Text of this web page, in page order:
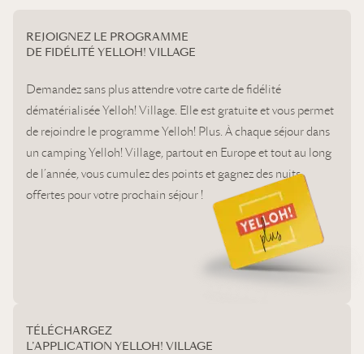
REJOIGNEZ LE PROGRAMME
DE FIDÉLITÉ YELLOH! VILLAGE
Demandez sans plus attendre votre carte de fidélité
dématérialisée Yelloh! Village. Elle est gratuite et vous permet
de rejoindre le programme Yelloh! Plus. À chaque séjour dans
un camping Yelloh! Village, partout en Europe et tout au long
de l’année, vous cumulez des points et gagnez des nuits
offertes pour votre prochain séjour !
TÉLÉCHARGEZ
L’APPLICATION YELLOH! VILLAGE